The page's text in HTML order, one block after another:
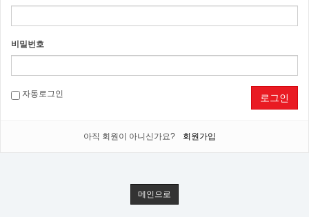
비밀번호
자동로그인 로그인
아직 회원이 아니신가요? 회원가입
메인으로